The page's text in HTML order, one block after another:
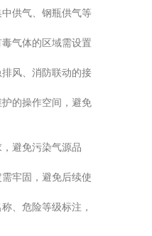
供气、钢瓶供气等
气体的区域需设置
风、消防联动的接
的操作空间，避免
避免污染气源品
牢固，避免后续使
、危险等级标注，